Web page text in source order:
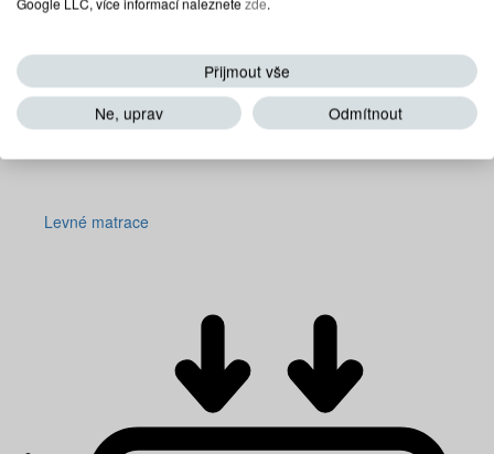
Levné matrace
Přijmout vše
Ne, uprav
Odmítnout